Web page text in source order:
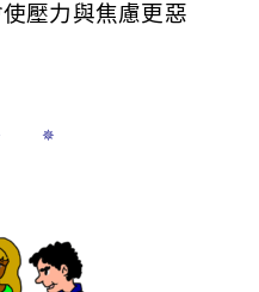
壓力與焦慮更惡
✵